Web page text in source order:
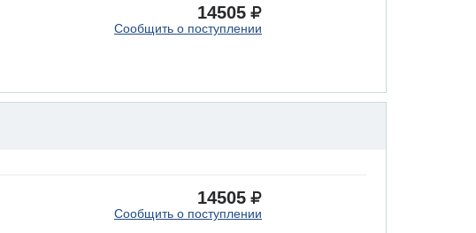
14505
Сообщить о поступлении
14505
Сообщить о поступлении